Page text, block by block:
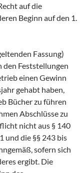
auf die
Beginn auf den 1.
Fassung)
den Feststellungen
einen Gewinn
gehabt haben,
Bücher zu führen
Abschlüsse zu
nicht aus § 140
und die §§ 243 bis
sofern sich
ergibt. Die